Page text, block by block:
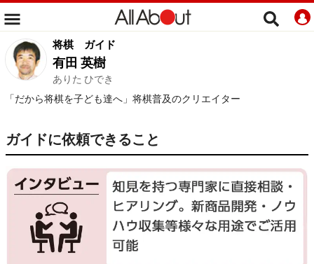
将棋 ガイド
有田 英樹
ありた ひでき
「だから将棋を子ども達へ」将棋普及のクリエイター
ガイドに依頼できること